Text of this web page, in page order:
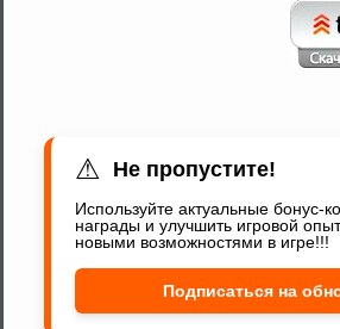
⚠ Не пропустите!
Используйте актуальные
награды и улучшить игровой
новыми возможностями в игре!!!
Подписаться на